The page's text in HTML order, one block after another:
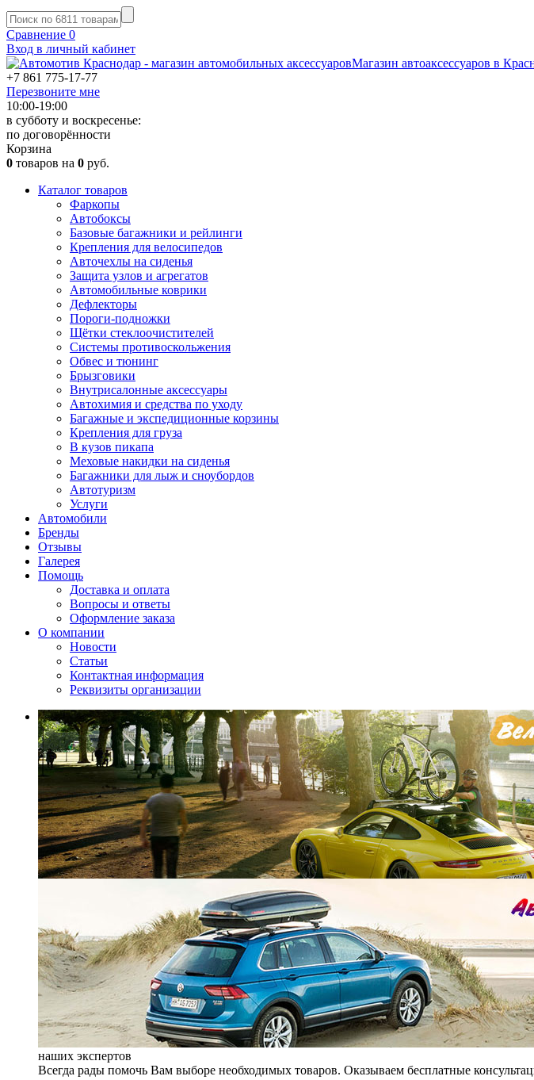
Сравнение 0
Вход в личный кабинет
Магазин автоаксессуаров в
+7 861 775-17-77
Перезвоните мне
10:00-19:00
в субботу и воскресенье:
по договорённости
Корзина
0 товаров на 0 руб.
Каталог товаров
Фаркопы
Автобоксы
Базовые багажники и рейлинги
Крепления для велосипедов
Авточехлы на сиденья
Защита узлов и агрегатов
Автомобильные коврики
Дефлекторы
Пороги-подножки
Щётки стеклоочистителей
Системы противоскольжения
Обвес и тюнинг
Брызговики
Внутрисалонные аксессуары
Автохимия и средства по уходу
Багажные и экспедиционные корзины
Крепления для груза
В кузов пикапа
Меховые накидки на сиденья
Багажники для лыж и сноубордов
Автотуризм
Услуги
Автомобили
Бренды
Отзывы
Галерея
Помощь
Доставка и оплата
Вопросы и ответы
Оформление заказа
О компании
Новости
Статьи
Контактная информация
Реквизиты организации
наших экспертов
Всегда рады помочь Вам выборе необходимых товаров. Оказываем бесплатные